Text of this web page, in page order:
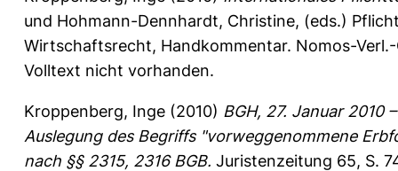
und Hohmann-Dennhardt, Christine, (eds.)
Wirtschaftsrecht, Handkommentar. Nomos-
Volltext nicht vorhanden.
Kroppenberg, Inge (2010) BGH, 27. Januar 2010
Auslegung des Begriffs "vorweggenommene
nach §§ 2315, 2316 BGB. Juristenzeitung 65, S.